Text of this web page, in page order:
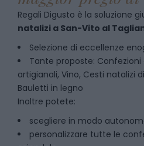
Regali Digusto è la soluzione
natalizi a San-Vito al
Selezione di eccellenze
Tante proposte: Confezioni
artigianali, Vino, Cesti natalizi
Bauletti in legno
Inoltre potete:
scegliere in modo
personalizzare tutte le